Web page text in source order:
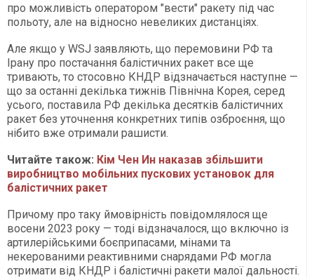
про можливість оператором "вести" ракету під час
польоту, але на відносно невеликих дистанціях.
Але якщо у WSJ заявляють, що перемовини РФ та
Ірану про постачання балістичних ракет все ще
тривають, то стосовно КНДР відзначається наступне —
що за останні декілька тижнів Північна Корея, серед
усього, поставила РФ декілька десятків балістичних
ракет без уточнення конкретних типів озброєння, що
нібито вже отримали рашисти.
Читайте також: Кім Чен Ин наказав збільшити
виробництво мобільних пускових установок для
балістичних ракет
Причому про таку ймовірність повідомлялося ще
восени 2023 року — тоді відзначалося, що включно із
артилерійськими боєприпасами, мінами та
некерованими реактивними снарядами РФ могла
отримати від КНДР і балістичні ракети малої дальності.